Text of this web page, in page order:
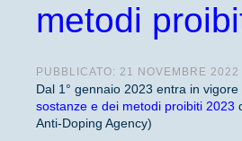
metodi
PUBBLICATO: 21 NOVEMBRE 2022
Dal 1° gennaio 2023 entra in vigore
sostanze e dei metodi proibiti 2023
Anti-Doping Agency)